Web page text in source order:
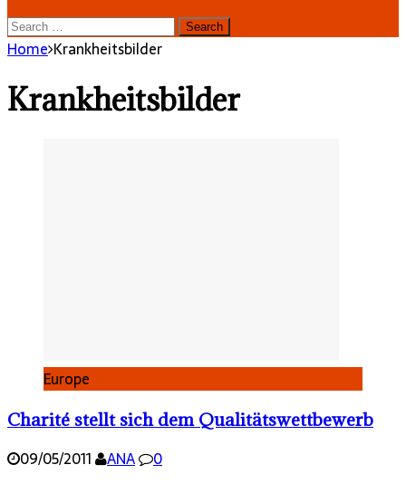
Search
for:
Home Krankheitsbilder
Krankheitsbilder
Europe
Charité stellt sich dem Qualitätswettbewerb
09/05/2011 ANA
0